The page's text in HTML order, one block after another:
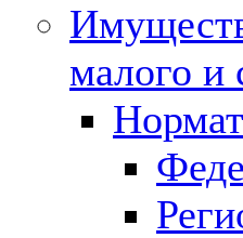
малого и